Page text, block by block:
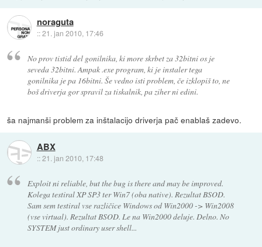
noraguta
::21. jan 2010, 17:46
No prov tistid del gonilnika, ki more skrbet za 32bitni os je
seveda 32bitni. Ampak .exe program, ki je instaler tega
gonilnika je pa 16bitni. Še vedno isti problem, če izklopiš to, ne
boš driverja gor spravil za tiskalnik, pa ziher ni edini.
ša najmanši problem za inštalacijo driverja pač enablaš zadevo.
ABX
::21. jan 2010, 17:48
Exploit ni reliable, but the bug is there and may be improved.
Kolega testiral XP SP3 ter Win7 (oba native). Rezultat BSOD.
Sam sem testiral vse različice Windows od Win2000 -> Win2008
(vse virtual). Rezultat BSOD. Le na Win2000 deluje. Delno. No
SYSTEM just ordinary user shell...